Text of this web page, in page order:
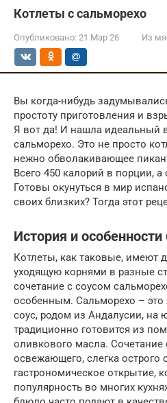
Котлеты с сальморехо
Опубликовано: 21 Мар 26 Из
Вы когда-нибудь
простоту приготовления и
Я вот да! И нашла идеальный
сальморехо. Это не просто
нежно обволакивающее
Всего 450 калорий в порции,
Готовы окунуться в мир
своих близких? Тогда этот
История и
Котлеты, как таковые, имеют
уходящую корнями в разные
сочетание с соусом
особенным. Сальморехо –
соус, родом из Андалусии, на
традиционно готовится из
оливкового масла. Сочетание
освежающего, слегка острого
гастрономическое открытие,
популярность во многих